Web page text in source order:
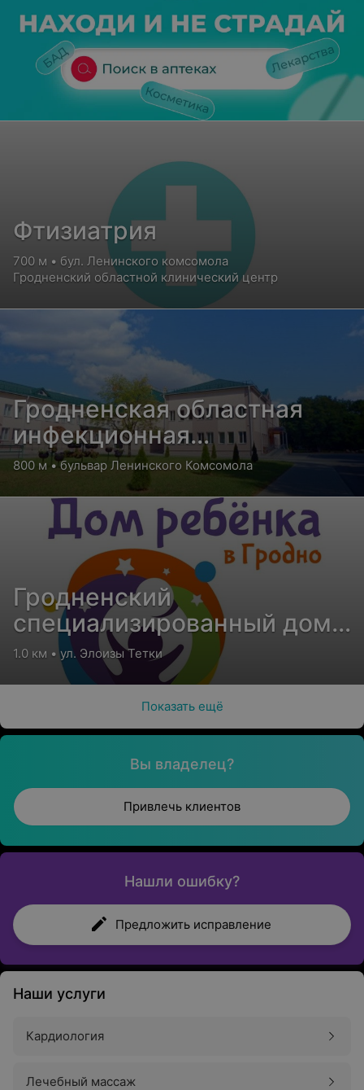
Фтизиатрия
700 м • бул. Ленинского комсомола
Гродненский областной клинический центр
Гродненская областная
инфекционная
клиническая больница
800 м • бульвар Ленинского Комсомола
Гродненский
специализированный дом
ребенка для детей с
поражением ЦНС и
нарушением психики
1.0 км • ул. Элоизы Тетки
Показать ещё
Вы владелец?
Привлечь клиентов
Нашли ошибку?
Предложить исправление
Наши услуги
Кардиология
Лечебный массаж